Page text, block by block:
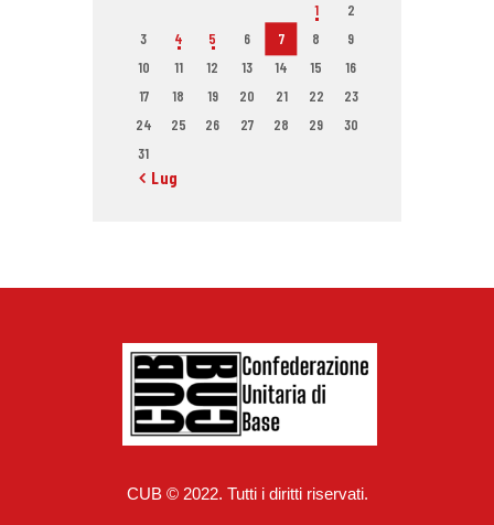
1
2
3
4 5 6 7 8
9
10
11 12 13 14 15
16
17
18 19 20 21 22
23
24
25 26 27 28 29
30
31
« Lug
CUB © 2022. Tutti i diritti riservati.